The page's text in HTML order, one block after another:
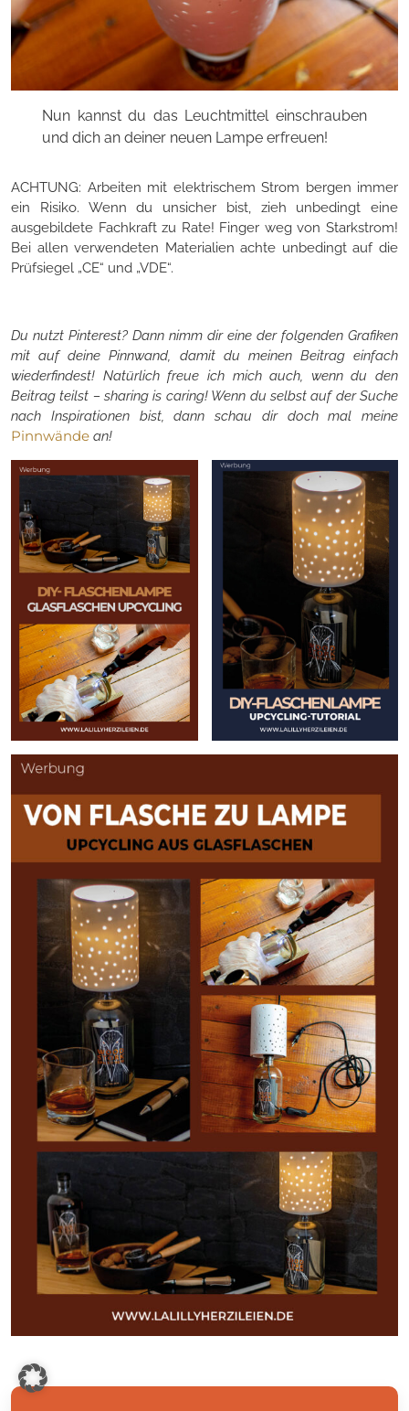
Nun kannst du das Leuchtmittel einschrauben
und dich an deiner neuen Lampe erfreuen!
ACHTUNG: Arbeiten mit elektrischem Strom bergen immer
ein Risiko. Wenn du unsicher bist, zieh unbedingt eine
ausgebildete Fachkraft zu Rate! Finger weg von Starkstrom!
Bei allen verwendeten Materialien achte unbedingt auf die
Prüfsiegel „CE“ und „VDE“.
Du nutzt Pinterest? Dann nimm dir eine der folgenden Grafiken
mit auf deine Pinnwand, damit du meinen Beitrag einfach
wiederfindest! Natürlich freue ich mich auch, wenn du den
Beitrag teilst – sharing is caring! Wenn du selbst auf der Suche
nach Inspirationen bist, dann schau dir doch mal meine
Pinnwände an!